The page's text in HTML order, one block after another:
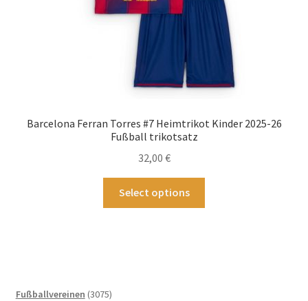
werden
Barcelona Ferran Torres #7 Heimtrikot Kinder 2025-26
Fußball trikotsatz
32,00 €
Select options
Fußballvereinen 30753075